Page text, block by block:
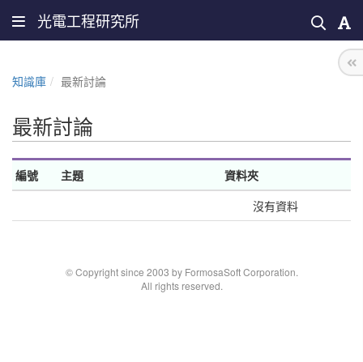
光電工程研究所
知識庫 最新討論
最新討論
編號 主題
資料夾
沒有資料
© Copyright since 2003 by FormosaSoft Corporation.
All rights reserved.